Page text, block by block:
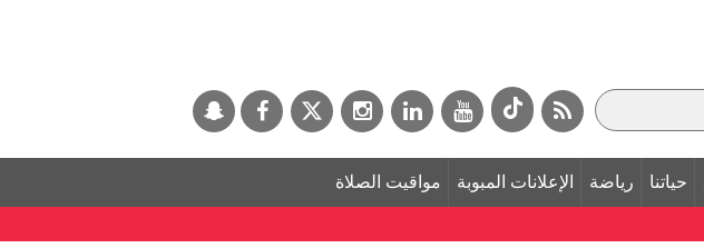
حياتنا رياضة الإعلانات المبوبة مواقيت الصلاة